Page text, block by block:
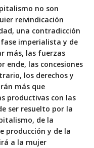
no son
reivindicación
una contradicción
imperialista y de
más, las fuerzas
ende, las concesiones
los derechos y
más que
productivas con las
ser resuelto por la
de la
producción y de la
a la mujer